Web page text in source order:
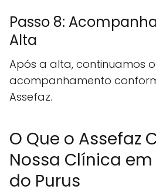
Passo 8:
Alta
Após a alta, continuamos o
acompanhamento
Assefaz.
O Que o Assefaz
Nossa Clínica
do Purus